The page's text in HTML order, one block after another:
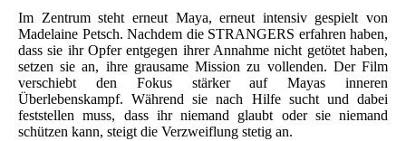
Im Zentrum steht erneut Maya, erneut intensiv gespielt von
Madelaine Petsch. Nachdem die STRANGERS erfahren haben,
dass sie ihr Opfer entgegen ihrer Annahme nicht getötet haben,
setzen sie an, ihre grausame Mission zu vollenden. Der Film
verschiebt den Fokus stärker auf Mayas inneren
Überlebenskampf. Während sie nach Hilfe sucht und dabei
feststellen muss, dass ihr niemand glaubt oder sie niemand
schützen kann, steigt die Verzweiflung stetig an.